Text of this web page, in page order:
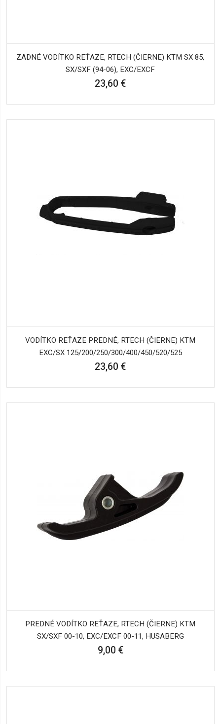
ZADNÉ VODÍTKO REŤAZE, RTECH (ČIERNE) KTM SX 85,
SX/SXF (94-06), EXC/EXCF
23,60 €
VODÍTKO REŤAZE PREDNÉ, RTECH (ČIERNE) KTM
EXC/SX 125/200/250/300/400/450/520/525
23,60 €
PREDNÉ VODÍTKO REŤAZE, RTECH (ČIERNE) KTM
SX/SXF 00-10, EXC/EXCF 00-11, HUSABERG
9,00 €